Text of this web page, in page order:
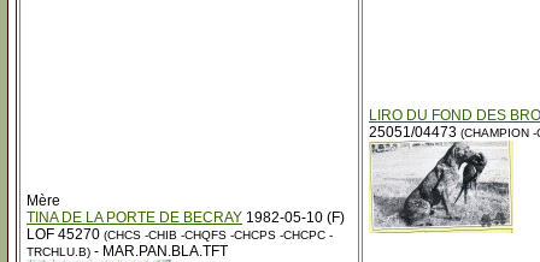
Mère
TINA DE LA PORTE DE BECRAY 1982-05-10 (F)
LOF 45270 (CHCS -CHIB -CHQFS -CHCPS -CHCPC -
TRCHLU.B) - MAR.PAN.BLA.TFT
LIRO DU FOND DES
25051/04473 (CHAMPION -